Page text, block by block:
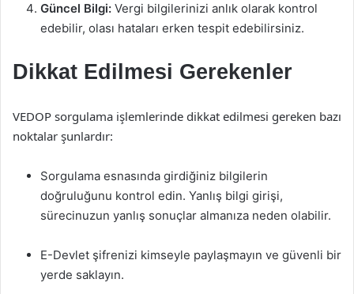
Güncel Bilgi: Vergi bilgilerinizi anlık olarak kontrol
edebilir, olası hataları erken tespit edebilirsiniz.
Dikkat Edilmesi Gerekenler
VEDOP sorgulama işlemlerinde dikkat edilmesi gereken bazı
noktalar şunlardır:
Sorgulama esnasında girdiğiniz bilgilerin
doğruluğunu kontrol edin. Yanlış bilgi girişi,
sürecinuzun yanlış sonuçlar almanıza neden olabilir.
E-Devlet şifrenizi kimseyle paylaşmayın ve güvenli bir
yerde saklayın.